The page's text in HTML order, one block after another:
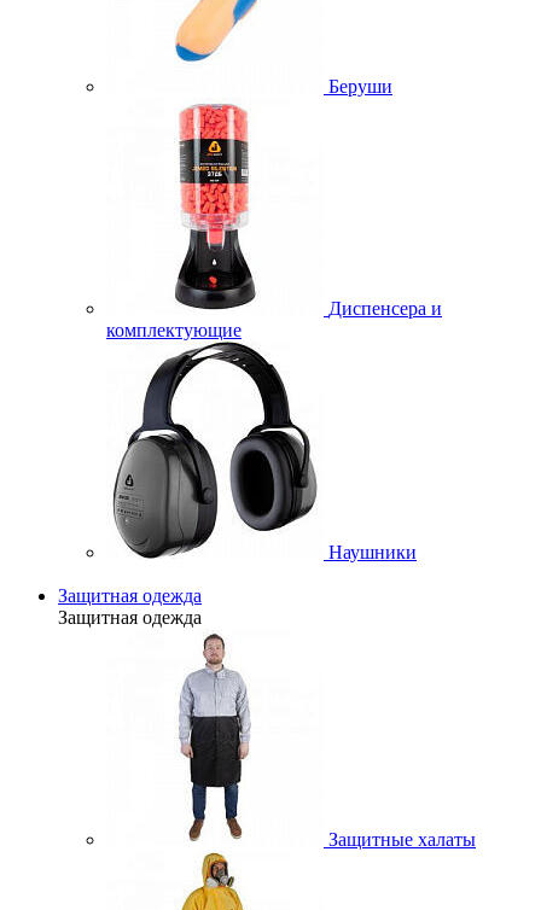
Беруши
Диспенсера и
комплектующие
Наушники
Защитная одежда
Защитная одежда
Защитные халаты